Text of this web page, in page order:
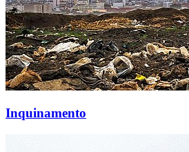
Inquinamento